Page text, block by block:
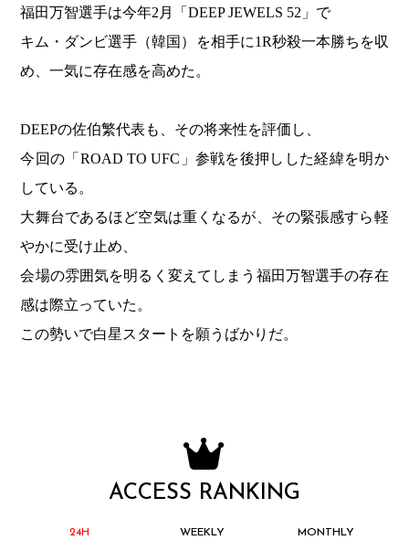
福田万智選手は今年2月「DEEP JEWELS 52」で
キム・ダンビ選手（韓国）を相手に1R秒殺一本勝ちを収
め、一気に存在感を高めた。
DEEPの佐伯繁代表も、その将来性を評価し、
今回の「ROAD TO UFC」参戦を後押しした経緯を明か
している。
大舞台であるほど空気は重くなるが、その緊張感すら軽
やかに受け止め、
会場の雰囲気を明るく変えてしまう福田万智選手の存在
感は際立っていた。
この勢いで白星スタートを願うばかりだ。
ACCESS RANKING
24H WEEKLY MONTHLY